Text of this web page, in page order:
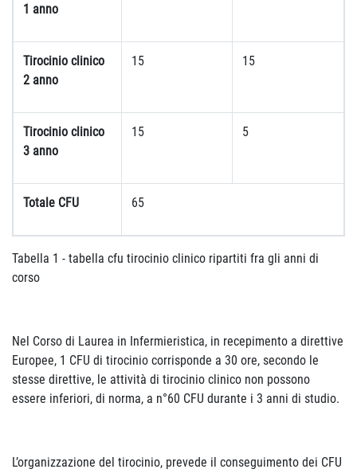
1 anno
Tirocinio clinico
2 anno
15 15
Tirocinio clinico
3 anno
15 5
Totale CFU 65
Tabella 1 - tabella cfu tirocinio clinico ripartiti fra gli anni di
corso
Nel Corso di Laurea in Infermieristica, in recepimento a direttive
Europee, 1 CFU di tirocinio corrisponde a 30 ore, secondo le
stesse direttive, le attività di tirocinio clinico non possono
essere inferiori, di norma, a n°60 CFU durante i 3 anni di studio.
L’organizzazione del tirocinio, prevede il conseguimento dei CFU